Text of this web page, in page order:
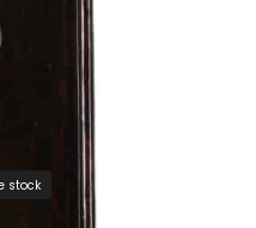
stock